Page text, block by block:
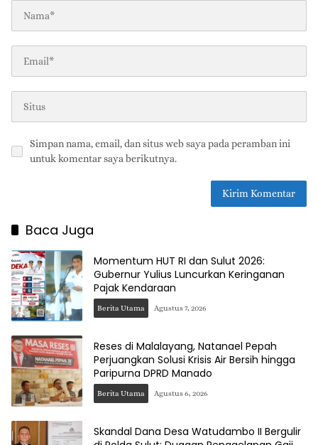
Simpan nama, email, dan situs web saya pada peramban ini
untuk komentar saya berikutnya.
Baca Juga
Momentum HUT RI dan Sulut 2026:
Gubernur Yulius Luncurkan Keringanan
Pajak Kendaraan
Berita Utama Agustus 7, 2026
Reses di Malalayang, Natanael Pepah
Perjuangkan Solusi Krisis Air Bersih hingga
Paripurna DPRD Manado
Berita Utama Agustus 6, 2026
Skandal Dana Desa Watudambo II Bergulir